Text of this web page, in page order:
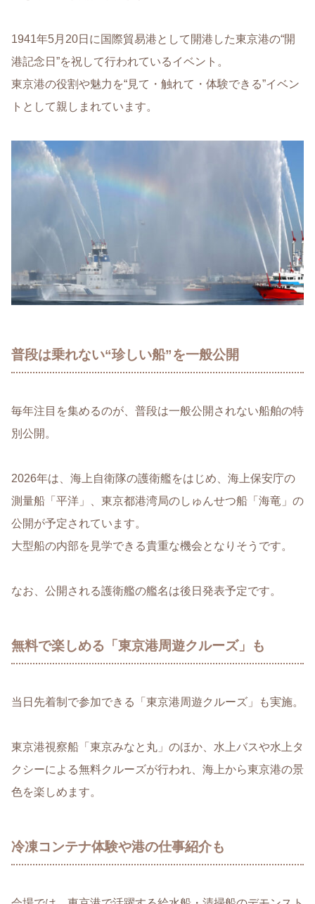
1941年5月20日に国際貿易港として開港した東京港の“開
港記念日”を祝して行われているイベント。
東京港の役割や魅力を“見て・触れて・体験できる”イベン
トとして親しまれています。
普段は乗れない“珍しい船”を一般公開
毎年注目を集めるのが、普段は一般公開されない船舶の特
別公開。
2026年は、海上自衛隊の護衛艦をはじめ、海上保安庁の
測量船「平洋」、東京都港湾局のしゅんせつ船「海竜」の
公開が予定されています。
大型船の内部を見学できる貴重な機会となりそうです。
なお、公開される護衛艦の艦名は後日発表予定です。
無料で楽しめる「東京港周遊クルーズ」も
当日先着制で参加できる「東京港周遊クルーズ」も実施。
東京港視察船「東京みなと丸」のほか、水上バスや水上タ
クシーによる無料クルーズが行われ、海上から東京港の景
色を楽しめます。
冷凍コンテナ体験や港の仕事紹介も